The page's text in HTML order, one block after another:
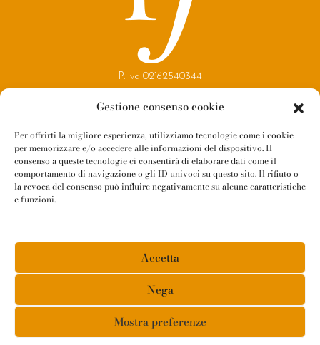
Gestione consenso cookie
Per offrirti la migliore esperienza, utilizziamo tecnologie come i cookie
per memorizzare e/o accedere alle informazioni del dispositivo. Il
consenso a queste tecnologie ci consentirà di elaborare dati come il
comportamento di navigazione o gli ID univoci su questo sito. Il rifiuto o
la revoca del consenso può influire negativamente su alcune caratteristiche
e funzioni.
Accetta
Nega
Mostra preferenze
P. Iva 02162540344
Reggio Parma Festival
Contatti
Newsletter
Amministrazione Trasparente
Privacy Policy
Cookie Policy